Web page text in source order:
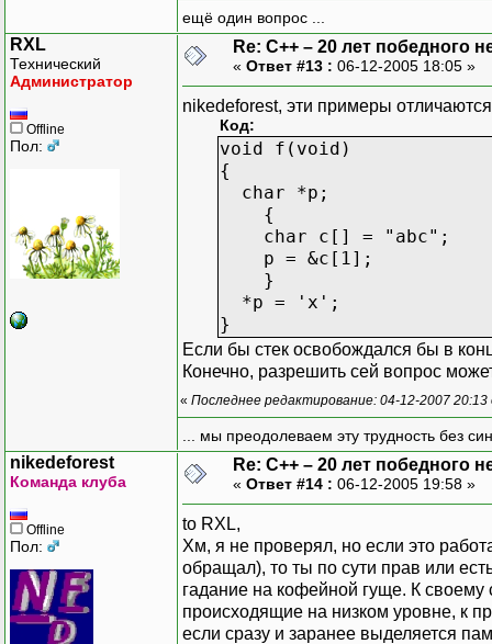
ещё один вопрос ...
RXL
Технический
Администратор
Offline
Пол:
Re: C++ – 20 лет победного
« Ответ #13 : 06-12-2005 18:05 »
nikedeforest, эти примеры
Код:
void f(void)
{
char *p;
{
char c[] = "abc";
p = &c[1];
}
*p = 'x';
}
Если бы стек освобождался бы в
Конечно, разрешить сей вопрос
« Последнее редактирование: 04-12-2007
... мы преодолеваем эту трудность без
nikedeforest
Команда клуба
Offline
Пол:
Re: C++ – 20 лет победного
« Ответ #14 : 06-12-2005 19:58 »
to RXL,
Хм, я не проверял, но если это
обращал), то ты по сути прав или
гадание на кофейной гуще. К
происходящие на низком уровне, к
если сразу и заранее выделяется